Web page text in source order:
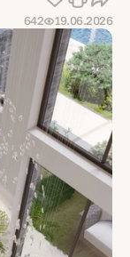
642 19.06.2026